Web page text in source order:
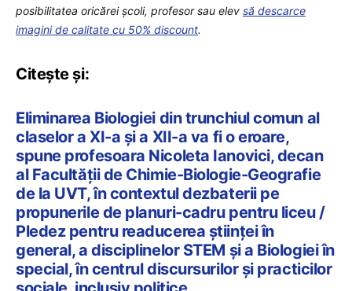
posibilitatea oricărei școli, profesor sau elev să descarce
imagini de calitate cu 50% discount.
Citește și:
Eliminarea Biologiei din trunchiul comun al
claselor a XI-a și a XII-a va fi o eroare,
spune profesoara Nicoleta Ianovici, decan
al Facultății de Chimie-Biologie-Geografie
de la UVT, în contextul dezbaterii pe
propunerile de planuri-cadru pentru liceu /
Pledez pentru readucerea științei în
general, a disciplinelor STEM și a Biologiei în
special, în centrul discursurilor și practicilor